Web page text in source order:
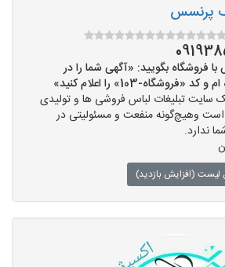
پرنسس
فروشگاه بگویید: «آگهی شما را در
103» را اعلام کنید»
سایت تبلیغات لباس فروشی ها و تولیدی
وهیچ‌گونه منفعت و مسئولیتی در
ندارد.
لیست (افزایش بازدید)